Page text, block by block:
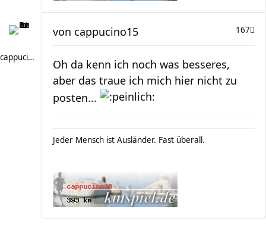
cappucino15
167
von cappucino15
Oh da kenn ich noch was besseres,
aber das traue ich mich hier nicht zu
posten...
Jeder Mensch ist Ausländer. Fast überall.